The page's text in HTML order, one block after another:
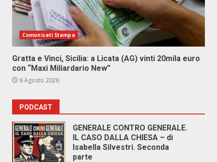
Comunicati Stampa
Gratta e Vinci, Sicilia: a Licata (AG) vinti 20mila euro
con “Maxi Miliardario New”
6 Agosto 2026
PODCAST
GENERALE CONTRO GENERALE.
IL CASO DALLA CHIESA – di
Isabella Silvestri. Seconda
parte